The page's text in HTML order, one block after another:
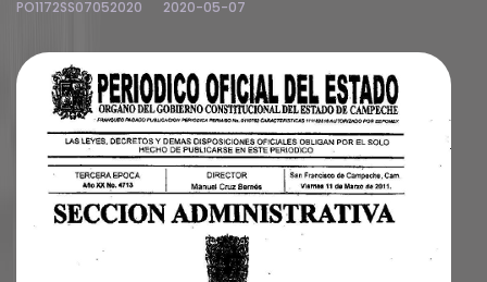
PO1172SS07052020 2020-05-07